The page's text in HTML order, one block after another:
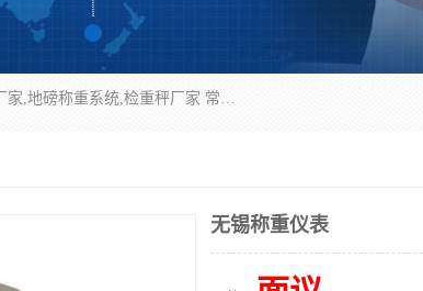
企业环保门禁电子台账系统，称重模块，配料称重系统,称重模块厂家,地磅称重系统,检重秤厂家 常州华青自动化主营：称重模块、无人值守称重系统、配料称重系统、地磅称重系统、检重秤、托利多称重模块等产品。各种称重软件，移动源环保门禁电子台账系统软件。 常州华青自动化系统有限公司7*24的电话支持服务、项目现场开发服务、新功能定制研发服务，产品培训、远程维护，现场安装调试工程等。
无锡称重仪表